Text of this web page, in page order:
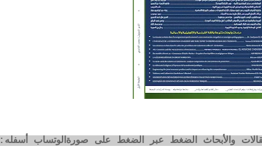
والأبحاث الضغط عبر الضغط على صورةالوتساب أسفله: